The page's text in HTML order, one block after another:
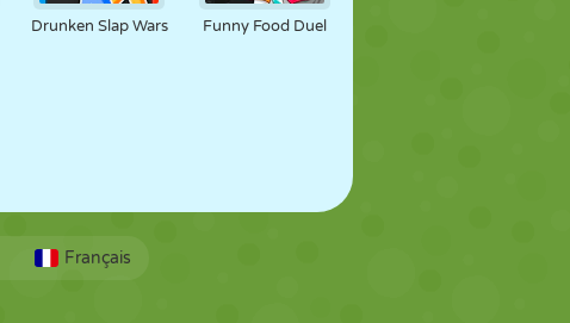
Drunken Slap Wars Funny Food Duel
Français